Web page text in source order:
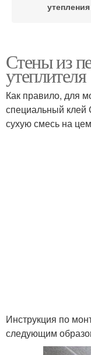
утепления
Стены из
утеплителя
Как правило, для
специальный клей
сухую смесь на
Инструкция по
следующим